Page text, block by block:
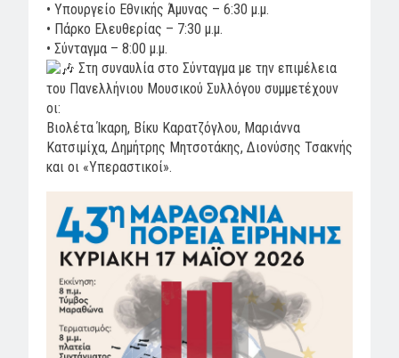
• Υπουργείο Εθνικής Άμυνας – 6:30 μ.μ.
• Πάρκο Ελευθερίας – 7:30 μ.μ.
• Σύνταγμα – 8:00 μ.μ.
Στη συναυλία στο Σύνταγμα με την επιμέλεια
του Πανελλήνιου Μουσικού Συλλόγου συμμετέχουν
οι:
Βιολέτα Ίκαρη, Βίκυ Καρατζόγλου, Μαριάννα
Κατσιμίχα, Δημήτρης Μητσοτάκης, Διονύσης Τσακνής
και οι «Υπεραστικοί».